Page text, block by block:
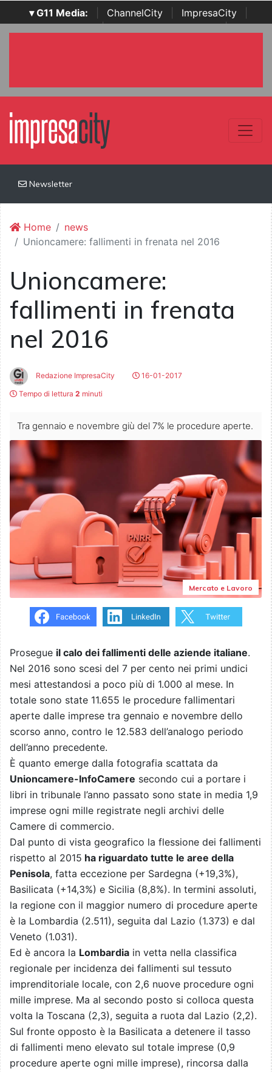
▾ G11 Media: ChannelCity ImpresaCity
SecurityOpenLab | Italian Channel Awards | Italian
Newsletter
Home
news
Unioncamere: fallimenti in frenata nel 2016
Unioncamere:
fallimenti in frenata
nel 2016
Redazione ImpresaCity
16-01-2017
Tempo di lettura 2 minuti
Tra gennaio e novembre giù del 7% le procedure aperte.
Mercato e Lavoro
Prosegue il calo dei fallimenti delle aziende italiane.
Nel 2016 sono scesi del 7 per cento nei primi undici
mesi attestandosi a poco più di 1.000 al mese. In
totale sono state 11.655 le procedure fallimentari
aperte dalle imprese tra gennaio e novembre dello
scorso anno, contro le 12.583 dell’analogo periodo
dell’anno precedente.
È quanto emerge dalla fotografia scattata da
Unioncamere-InfoCamere secondo cui a portare i
libri in tribunale l’anno passato sono state in media 1,9
imprese ogni mille registrate negli archivi delle
Camere di commercio.
Dal punto di vista geografico la flessione dei fallimenti
rispetto al 2015 ha riguardato tutte le aree della
Penisola, fatta eccezione per Sardegna (+19,3%),
Basilicata (+14,3%) e Sicilia (8,8%). In termini assoluti,
la regione con il maggior numero di procedure aperte
è la Lombardia (2.511), seguita dal Lazio (1.373) e dal
Veneto (1.031).
Ed è ancora la Lombardia in vetta nella classifica
regionale per incidenza dei fallimenti sul tessuto
imprenditoriale locale, con 2,6 nuove procedure ogni
mille imprese. Ma al secondo posto si colloca questa
volta la Toscana (2,3), seguita a ruota dal Lazio (2,2).
Sul fronte opposto è la Basilicata a detenere il tasso
di fallimenti meno elevato sul totale imprese (0,9
procedure aperte ogni mille imprese), rincorsa dalla